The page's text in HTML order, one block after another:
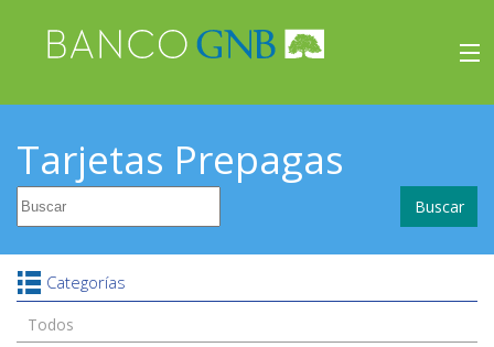
Inicio
Viajes
Tarjetas Prepagas
Buscar
Categorías
Todos